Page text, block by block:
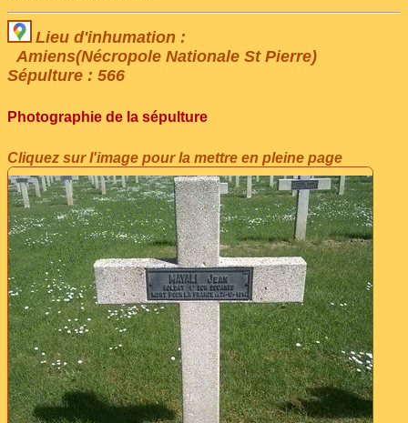
Lieu d'inhumation :
Amiens(Nécropole Nationale St Pierre)
Sépulture : 566
Photographie de la sépulture
Cliquez sur l'image pour la mettre en pleine page